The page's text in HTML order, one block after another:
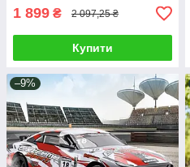
1 899 ₴ 2 097,25 ₴
Купити
–9%